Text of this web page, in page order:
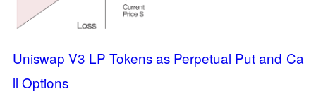
Uniswap V3 LP Tokens as Perpetual Put and Ca
ll Options